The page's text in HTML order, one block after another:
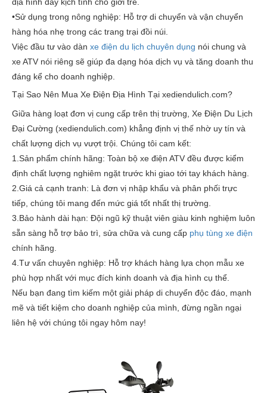
•Sử dụng trong nông nghiệp: Hỗ trợ di chuyển và vận chuyển
hàng hóa nhẹ trong các trang trại đồi núi.
Việc đầu tư vào dàn xe điện du lịch chuyên dụng nói chung và
xe ATV nói riêng sẽ giúp đa dạng hóa dịch vụ và tăng doanh thu
đáng kể cho doanh nghiệp.
Tại Sao Nên Mua Xe Điện Địa Hình Tại xediendulich.com?
Giữa hàng loạt đơn vị cung cấp trên thị trường, Xe Điện Du Lịch
Đại Cường (xediendulich.com) khẳng định vị thế nhờ uy tín và
chất lượng dịch vụ vượt trội. Chúng tôi cam kết:
1. Sản phẩm chính hãng: Toàn bộ xe điện ATV đều được kiểm
định chất lượng nghiêm ngặt trước khi giao tới tay khách hàng.
2. Giá cả cạnh tranh: Là đơn vị nhập khẩu và phân phối trực
tiếp, chúng tôi mang đến mức giá tốt nhất thị trường.
3. Bảo hành dài hạn: Đội ngũ kỹ thuật viên giàu kinh nghiệm luôn
sẵn sàng hỗ trợ bảo trì, sửa chữa và cung cấp phụ tùng xe điện
chính hãng.
4. Tư vấn chuyên nghiệp: Hỗ trợ khách hàng lựa chọn mẫu xe
phù hợp nhất với mục đích kinh doanh và địa hình cụ thể.
Nếu bạn đang tìm kiếm một giải pháp di chuyển độc đáo, mạnh
mẽ và tiết kiệm cho doanh nghiệp của mình, đừng ngần ngại
liên hệ với chúng tôi ngay hôm nay!